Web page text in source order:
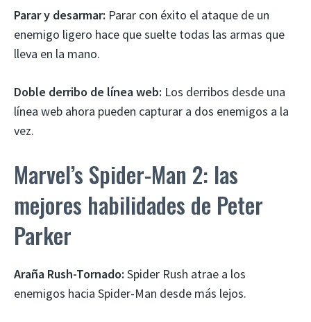
Parar y desarmar: Parar con éxito el ataque de un
enemigo ligero hace que suelte todas las armas que
lleva en la mano.
Doble derribo de línea web: Los derribos desde una
línea web ahora pueden capturar a dos enemigos a la
vez.
Marvel’s Spider-Man 2: las
mejores habilidades de Peter
Parker
Araña Rush-Tornado: Spider Rush atrae a los
enemigos hacia Spider-Man desde más lejos.